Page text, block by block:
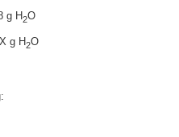
g H2O
g H2O